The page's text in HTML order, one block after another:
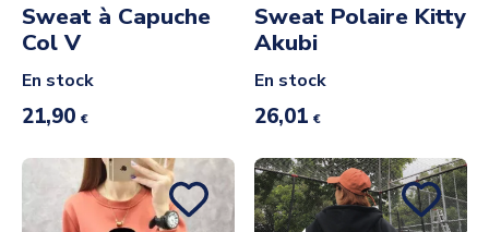
Sweat à Capuche
Col V
En stock
21,90 €
Sweat Polaire Kitty
Akubi
En stock
26,01 €